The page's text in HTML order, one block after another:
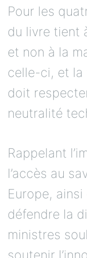
Pour les
du livre tient
et non à la
celle-ci, et
doit
neutralité
Rappelant
l’accès au
Europe,
défendre la
ministres
soutenir